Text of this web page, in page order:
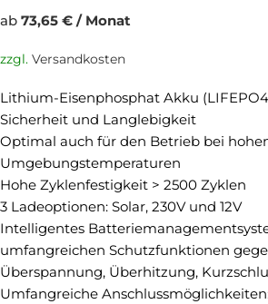
ab 73,65 € / Monat
zzgl. Versandkosten
Lithium-Eisenphosphat Akku
Sicherheit und Langlebigkeit
Optimal auch für den Betrieb bei
Umgebungstemperaturen
Hohe Zyklenfestigkeit > 2500 Zyklen
3 Ladeoptionen: Solar, 230V und 12V
Intelligentes
umfangreichen Schutzfunktionen
Überspannung, Überhitzung,
Umfangreiche Anschlussmöglichkeiten: